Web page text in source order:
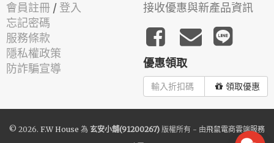
會員註冊 / 登入
忘記密碼
服務條款
隱私權政策
防詐騙宣導
接收優惠與新產品資訊
優惠領取
領取優惠
© 2026. F.W House 為 玄安小舖(91200267) 版權所有 - 由飛鼠電商雲端服務